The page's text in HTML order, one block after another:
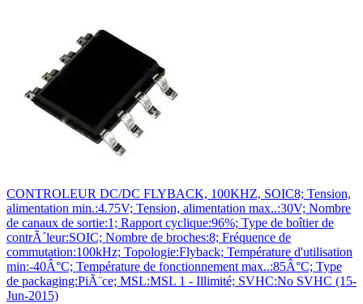
CONTROLEUR DC/DC FLYBACK, 100KHZ, SOIC8; Tension,
alimentation min.:4.75V; Tension, alimentation max..:30V; Nombre
de canaux de sortie:1; Rapport cyclique:96%; Type de boîtier de
contrÃ´leur:SOIC; Nombre de broches:8; Fréquence de
commutation:100kHz; Topologie:Flyback; Température d'utilisation
min:-40Â°C; Température de fonctionnement max..:85Â°C; Type
de packaging:PiÃ¨ce; MSL:MSL 1 - Illimité; SVHC:No SVHC (15-
Jun-2015)